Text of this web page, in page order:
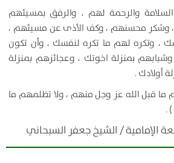
والرحمة لهم ، والرفق بمسيئهم
، وشكر محسنهم ، وكف الأذى عن مسيئهم ،
، وتكره لهم ما تكره لنفسك ، وأن تكون
بمنزلة اخوتك ، وعجائزهم بمنزلة
أولادك .
ما قبل الله عز وجل منهم ، ولا تظلمهم ما
.
الإمامية / الشيخ جعفر السبحاني